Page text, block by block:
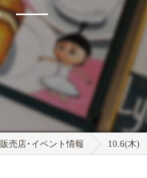
販売店･イベント情報 10.6(木)